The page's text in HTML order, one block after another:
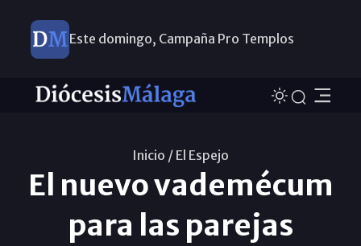
Este domingo, Campaña Pro Templos
Inicio / El Espejo
El nuevo vademécum
para las parejas